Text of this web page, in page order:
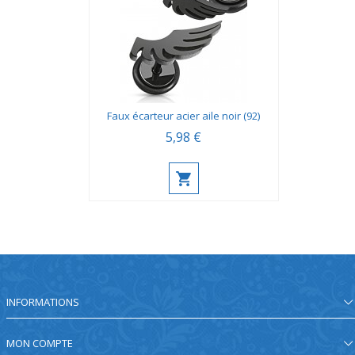
Faux écarteur acier aile noir (92)
5,98 €
INFORMATIONS
MON COMPTE